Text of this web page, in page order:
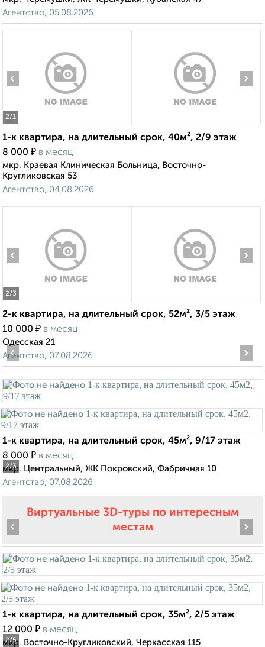
Агентство, 05.08.2026
2/1
‹ ›
1-к квартира, на длительный срок, 40м², 2/9 этаж
8 000 ₽ в месяц
мкр. Краевая Клиническая Больница, Восточно-
Кругликовская 53
Агентство, 04.08.2026
2/3
‹ ›
2-к квартира, на длительный срок, 52м², 3/5 этаж
10 000 ₽ в месяц
Одесская 21
Агентство, 07.08.2026
2/3
‹ ›
1-к квартира, на длительный срок, 45м², 9/17 этаж
8 000 ₽ в месяц
мкр. Центральный, ЖК Покровский, Фабричная 10
Агентство, 07.08.2026
Виртуальные 3D-туры по интересным
местам
2/5
‹ ›
1-к квартира, на длительный срок, 35м², 2/5 этаж
12 000 ₽ в месяц
мкр. Восточно-Кругликовский, Черкасская 115